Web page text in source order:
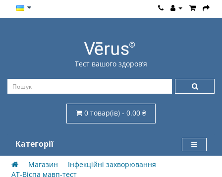
Тест вашого здоров’я
0 товар(ів) - 0.00 ₴
Категорії
Магазин
Інфекційні захворювання
АТ-Віспа мавп-тест